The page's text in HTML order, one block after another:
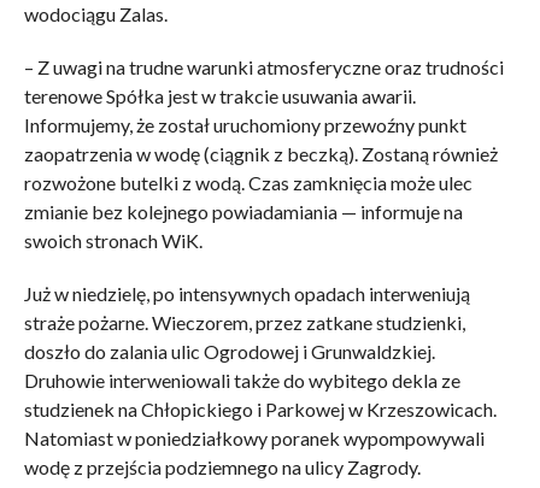
wodociągu Zalas.
– Z uwagi na trudne warunki atmosferyczne oraz trudności
terenowe Spółka jest w trakcie usuwania awarii.
Informujemy, że został uruchomiony przewoźny punkt
zaopatrzenia w wodę (ciągnik z beczką). Zostaną również
rozwożone butelki z wodą. Czas zamknięcia może ulec
zmianie bez kolejnego powiadamiania — informuje na
swoich stronach WiK.
Już w niedzielę, po intensywnych opadach interweniują
straże pożarne. Wieczorem, przez zatkane studzienki,
doszło do zalania ulic Ogrodowej i Grunwaldzkiej.
Druhowie interweniowali także do wybitego dekla ze
studzienek na Chłopickiego i Parkowej w Krzeszowicach.
Natomiast w poniedziałkowy poranek wypompowywali
wodę z przejścia podziemnego na ulicy Zagrody.